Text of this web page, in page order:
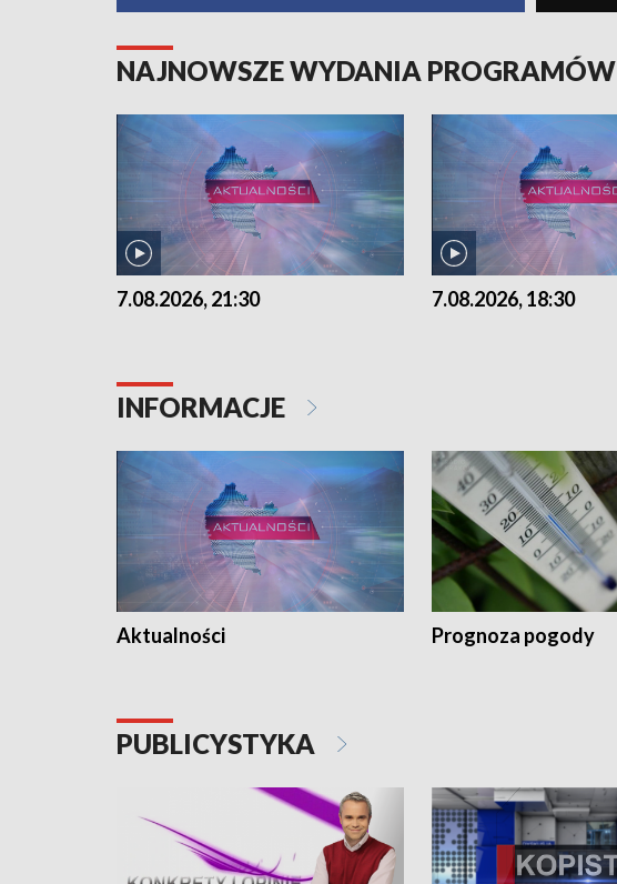
NAJNOWSZE WYDANIA PROGRAMÓW
7.08.2026, 21:30 7.08.2026, 18:30
INFORMACJE
Aktualności Prognoza pogody
PUBLICYSTYKA